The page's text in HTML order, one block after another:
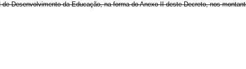
Desenvolvimento da Educação, na forma do Anexo II deste Decreto, nos